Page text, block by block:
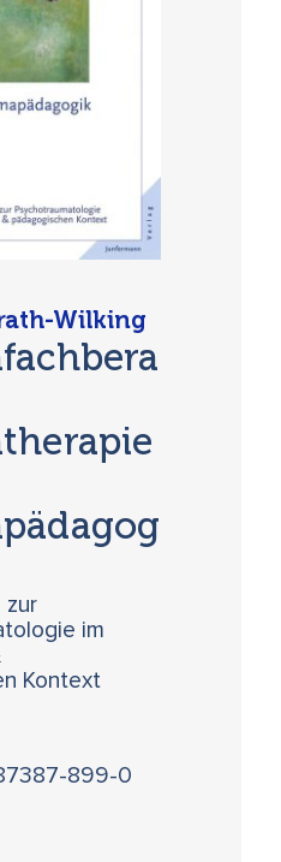
Wilking
zur
im
Kontext
899-0